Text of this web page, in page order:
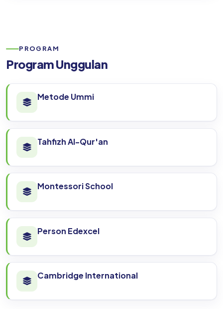
PROGRAM
Program Unggulan
Metode Ummi
Tahfizh Al-Qur'an
Montessori School
Person Edexcel
Cambridge International